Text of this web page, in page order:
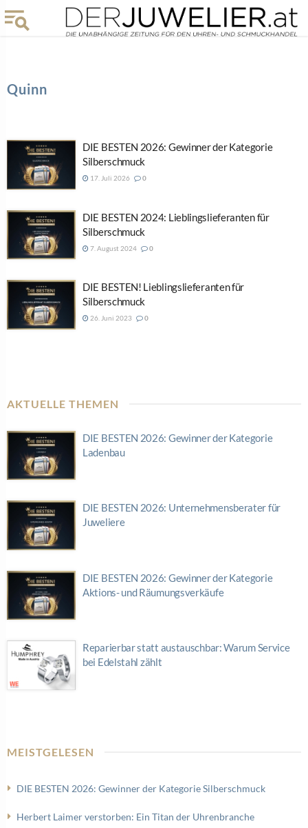
Quinn
DIE BESTEN 2026: Gewinner der Kategorie
Silberschmuck
17. Juli 2026 0
DIE BESTEN 2024: Lieblingslieferanten für
Silberschmuck
7. August 2024 0
DIE BESTEN! Lieblingslieferanten für
Silberschmuck
26. Juni 2023 0
AKTUELLE THEMEN
DIE BESTEN 2026: Gewinner der Kategorie
Ladenbau
DIE BESTEN 2026: Unternehmensberater für
Juweliere
DIE BESTEN 2026: Gewinner der Kategorie
Aktions- und Räumungsverkäufe
Reparierbar statt austauschbar: Warum Service
bei Edelstahl zählt
MEISTGELESEN
DIE BESTEN 2026: Gewinner der Kategorie Silberschmuck
Herbert Laimer verstorben: Ein Titan der Uhrenbranche